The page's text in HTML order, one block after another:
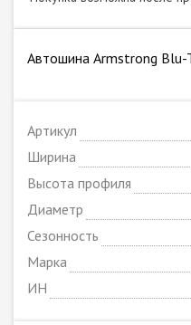
Автошина Armstrong
Артикул
Ширина
Высота профиля
Диаметр
Сезонность
Марка
ИН